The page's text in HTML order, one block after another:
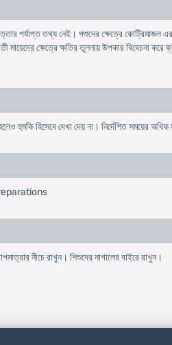
পর্যাপ্ত তথ্য নেই। পশুদের ক্ষেত্রে
মায়েদের ক্ষেত্রে ক্ষতির তুলনায় উপকার বিবেচনা
হুমকি হিসেবে দেখা দেয় না। নির্দেশিত সময়ের অধিক
নীচে রাখুন। শিশুদের নাগালের বাইরে রাখুন।